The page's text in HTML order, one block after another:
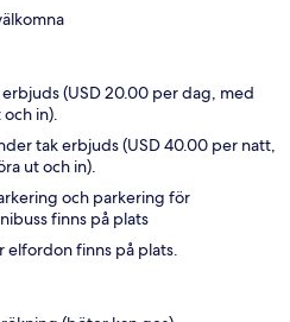
(USD 20.00 per dag, med
in).
tak erbjuds (USD 40.00 per natt,
ut och in).
och parkering för
finns på plats
elfordon finns på plats.